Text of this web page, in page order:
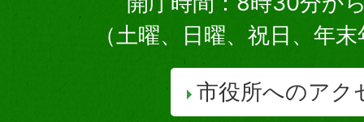
（土曜、日曜、祝日、年
市役所へのアク